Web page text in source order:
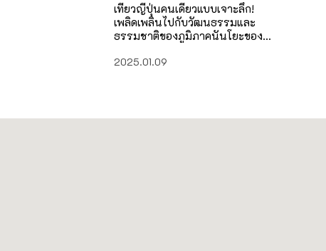
เที่ยวญี่ปุ่นคนเดียวแบบเจาะลึก!
เพลิดเพลินไปกับวัฒนธรรมและ
ธรรมชาติของภูมิภาคนันโยะของ
2025.01.09